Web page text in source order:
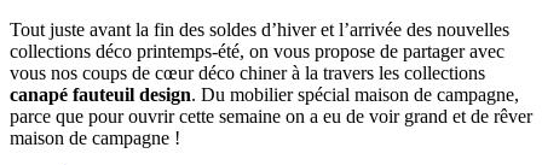
Tout juste avant la fin des soldes d’hiver et l’arrivée des nouvelles
collections déco printemps-été, on vous propose de partager avec
vous nos coups de cœur déco chiner à la travers les collections
canapé fauteuil design. Du mobilier spécial maison de campagne,
parce que pour ouvrir cette semaine on a eu de voir grand et de rêver
maison de campagne !